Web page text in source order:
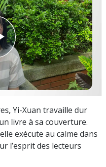
Yi-Xuan travaille dur
livre à sa couverture.
exécute au calme dans
l’esprit des lecteurs